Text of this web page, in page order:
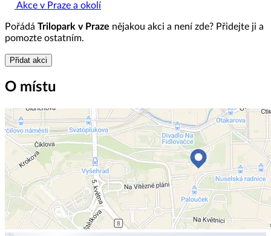
Akce v Praze a okolí
Pořádá Trilopark v Praze nějakou akci a není zde? Přidejte ji a
pomozte ostatním.
Přidat akci
O místu